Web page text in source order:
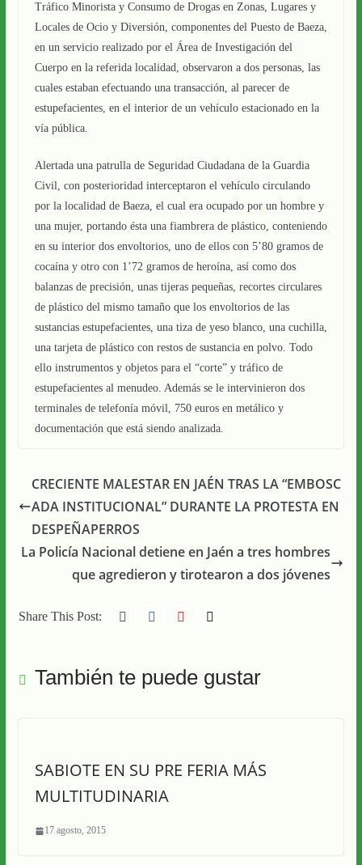
Tráfico Minorista y Consumo de Drogas en Zonas, Lugares y
Locales de Ocio y Diversión, componentes del Puesto de Baeza,
en un servicio realizado por el Área de Investigación del
Cuerpo en la referida localidad, observaron a dos personas, las
cuales estaban efectuando una transacción, al parecer de
estupefacientes, en el interior de un vehículo estacionado en la
vía pública.
Alertada una patrulla de Seguridad Ciudadana de la Guardia
Civil, con posterioridad interceptaron el vehículo circulando
por la localidad de Baeza, el cual era ocupado por un hombre y
una mujer, portando ésta una fiambrera de plástico, conteniendo
en su interior dos envoltorios, uno de ellos con 5’80 gramos de
cocaína y otro con 1’72 gramos de heroína, así como dos
balanzas de precisión, unas tijeras pequeñas, recortes circulares
de plástico del mismo tamaño que los envoltorios de las
sustancias estupefacientes, una tiza de yeso blanco, una cuchilla,
una tarjeta de plástico con restos de sustancia en polvo. Todo
ello instrumentos y objetos para el “corte” y tráfico de
estupefacientes al menudeo. Además se le intervinieron dos
terminales de telefonía móvil, 750 euros en metálico y
documentación que está siendo analizada.
CRECIENTE MALESTAR EN JAÉN TRAS LA “EMBOSC
ADA INSTITUCIONAL” DURANTE LA PROTESTA EN
DESPEÑAPERROS
La Policía Nacional detiene en Jaén a tres hombres
que agredieron y tirotearon a dos jóvenes
Share This Post:
También te puede gustar
SABIOTE EN SU PRE FERIA MÁS
MULTITUDINARIA
17 agosto, 2015